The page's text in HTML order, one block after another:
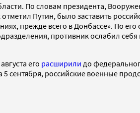
По словам президента,
Путин, было заставить
прежде всего в Донбассе». По
противник ослабил
его расширили до
5 сентября, российские военные